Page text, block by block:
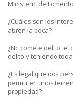
Ministerio de
¿Cuáles son los
abren la boca?
¿No comete delito,
delito y teniendo
¿Es legal que dos
permuten unos
propiedad?